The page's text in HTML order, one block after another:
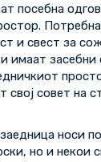
посебна
и свест за
имаат
свој совет на
носи
но и некои